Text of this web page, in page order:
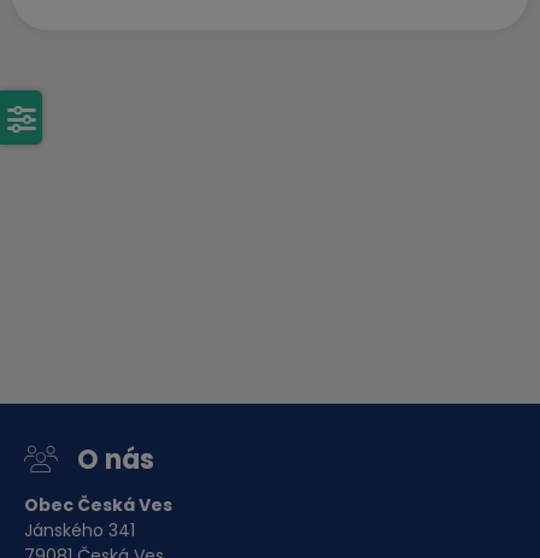
O nás
Obec Česká Ves
Jánského 341